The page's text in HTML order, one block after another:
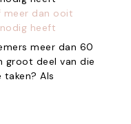
meer dan ooit
heeft
meer dan 60
groot deel van die
Als